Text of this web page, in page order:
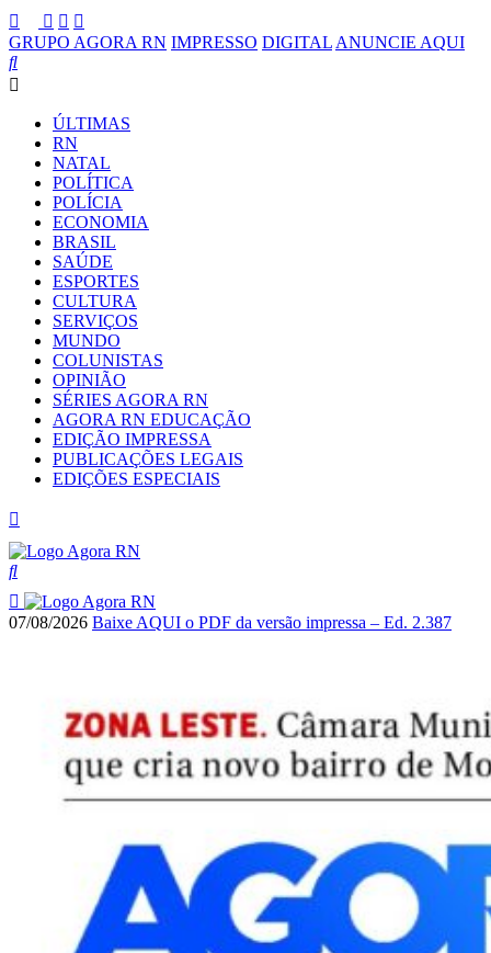
GRUPO AGORA RN IMPRESSO DIGITAL ANUNCIE AQUI
ÚLTIMAS
RN
NATAL
POLÍTICA
POLÍCIA
ECONOMIA
BRASIL
SAÚDE
ESPORTES
CULTURA
SERVIÇOS
MUNDO
COLUNISTAS
OPINIÃO
SÉRIES AGORA RN
AGORA RN EDUCAÇÃO
EDIÇÃO IMPRESSA
PUBLICAÇÕES LEGAIS
EDIÇÕES ESPECIAIS
07/08/2026 Baixe AQUI o PDF da versão impressa – Ed. 2.387